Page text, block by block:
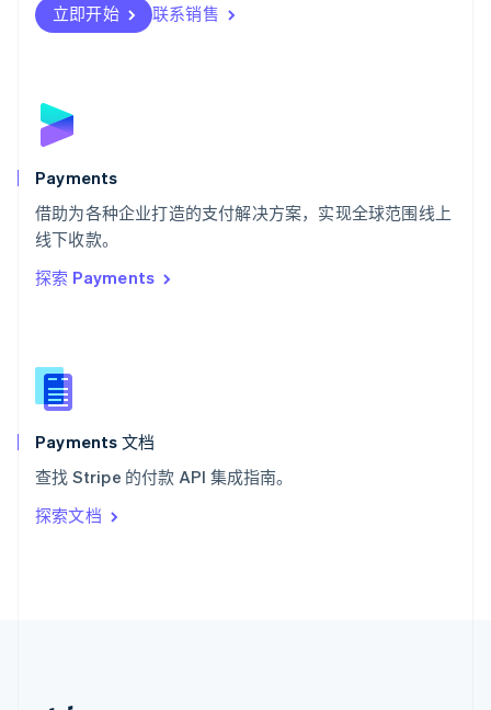
立即开始 联系销售
Payments
借助为各种企业打造的支付解决方案，实现全球范围线上
线下收款。
探索 Payments
Payments 文档
查找 Stripe 的付款 API 集成指南。
探索文档
瑞士
DeutschFrançais
English
斯洛文尼亚
泰国
ไทยEnglish
希腊
English
西班牙
新西兰
English
匈牙利
English
ItalianoEnglish
印度
English